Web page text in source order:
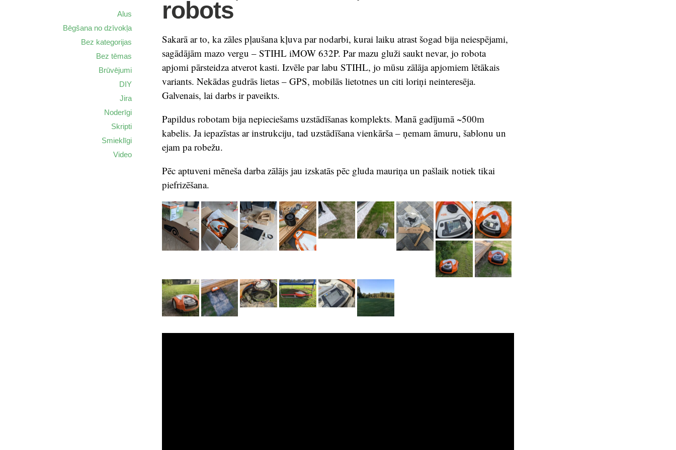
robots
Sakarā ar to, ka zāles pļaušana kļuva par nodarbi, kurai laiku atrast šogad bija neiespējami,
sagādājām mazo vergu – STIHL iMOW 632P. Par mazu gluži saukt nevar, jo robota
apjomi pārsteidza atverot kasti. Izvēle par labu STIHL, jo mūsu zālāja apjomiem lētākais
variants. Nekādas gudrās lietas – GPS, mobilās lietotnes un citi loriņi neinteresēja.
Galvenais, lai darbs ir paveikts.
Papildus robotam bija nepieciešams uzstādīšanas komplekts. Manā gadījumā ~500m
kabelis. Ja iepazīstas ar instrukciju, tad uzstādīšana vienkārša – ņemam āmuru, šablonu un
ejam pa robežu.
Pēc aptuveni mēneša darba zālājs jau izskatās pēc gluda mauriņa un pašlaik notiek tikai
piefrizēšana.
Alus
Bēgšana no dzīvokļa
Bez kategorijas
Bez tēmas
Brūvējumi
DIY
Jira
Noderīgi
Skripti
Smieklīgi
Video